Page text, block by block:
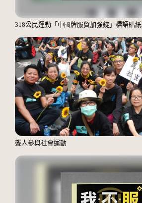
318公民運動「中國牌服貿加強錠」標語貼紙
聾人參與社會運動